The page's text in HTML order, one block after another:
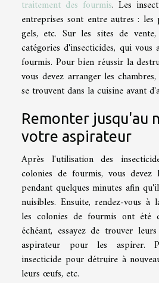
traitement des fourmis. Les
entreprises sont entre autres : les
gels, etc. Sur les sites de
catégories d'insecticides, qui
fourmis. Pour bien réussir la
vous devez arranger les
se trouvent dans la cuisine avant
Remonter jusqu'au
votre aspirateur
Après l'utilisation des
colonies de fourmis, vous devez
pendant quelques minutes afin
nuisibles. Ensuite, rendez-vous
les colonies de fourmis ont été
échéant, essayez de trouver
aspirateur pour les aspirer.
insecticide pour détruire à
leurs œufs, etc.